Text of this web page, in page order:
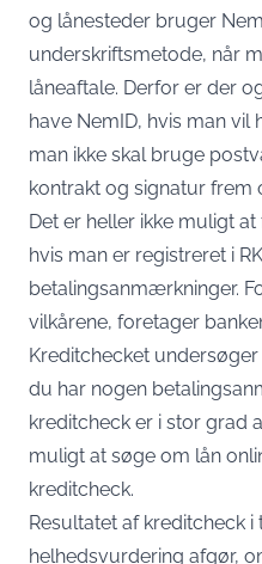
og lånesteder bruger
underskriftsmetode, når
låneaftale. Derfor er der
have NemID, hvis man vil
man ikke skal bruge
kontrakt og signatur frem
Det er heller ikke muligt
hvis man er registreret i
betalingsanmærkninger.
vilkårene, foretager
Kreditchecket
du har nogen
kreditcheck er i stor grad
muligt at søge om lån
kreditcheck.
Resultatet af kreditcheck
helhedsvurdering afgør,